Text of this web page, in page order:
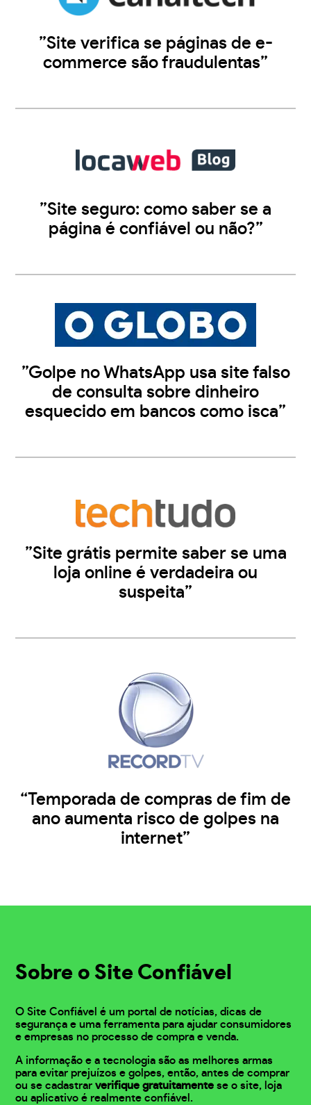
”Site verifica se páginas de e-
commerce são fraudulentas”
”Site seguro: como saber se a
página é confiável ou não?”
”Golpe no WhatsApp usa site falso
de consulta sobre dinheiro
esquecido em bancos como isca”
”Site grátis permite saber se uma
loja online é verdadeira ou
suspeita”
“Temporada de compras de fim de
ano aumenta risco de golpes na
internet”
Sobre o Site Confiável
O Site Confiável é um portal de notícias, dicas de
segurança e uma ferramenta para ajudar consumidores
e empresas no processo de compra e venda.
A informação e a tecnologia são as melhores armas
para evitar prejuízos e golpes, então, antes de comprar
ou se cadastrarverifique gratuitamente se o site, loja
ou aplicativo é realmente confiável.